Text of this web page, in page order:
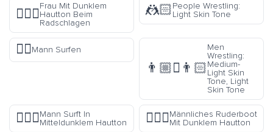
🤸🏿‍♀️
Frau Mit Dunklem
Hautton Beim
Radschlagen
🤼🏻People Wrestling:
Light Skin Tone
🏄‍♂️Mann Surfen
👨🏼‍🫯‍👨🏻
Men
Wrestling:
Medium-
Light Skin
Tone, Light
Skin Tone
🏄🏾‍♂️Mann Surft In
Mitteldunklem Hautton
🚣🏿‍♂️Männliches Ruderboot
Mit Dunklem Hautton